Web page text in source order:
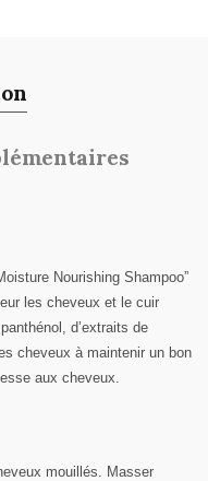
Nourishing Shampoo”
les cheveux et le cuir
d’extraits de
cheveux à maintenir un bon
aux cheveux.
mouillés. Masser